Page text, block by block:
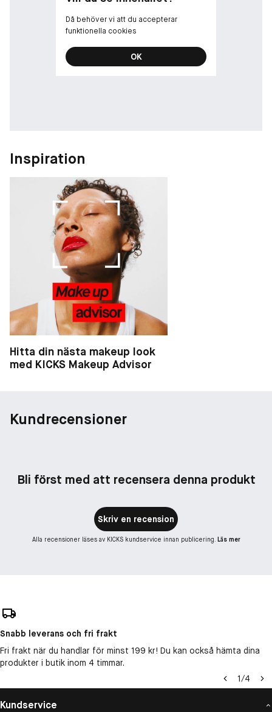
Sätter sig inte i veck
Flyter inte ut i fina linjer
*Klinisk studie på 30 kvinnor efter 12 timmars användning.
Då behöver vi att du accepterar
funktionella cookies
OK
Inspiration
Hitta din nästa makeup look
med KICKS Makeup Advisor
Kundrecensioner
Bli först med att recensera denna produkt
Skriv en recension
Alla recensioner läses av KICKS kundservice innan publicering. Läs mer
Snabb leverans och fri frakt
Fri frakt när du handlar för minst 199 kr! Du kan också hämta dina
produkter i butik inom 4 timmar.
1/4
Kundservice